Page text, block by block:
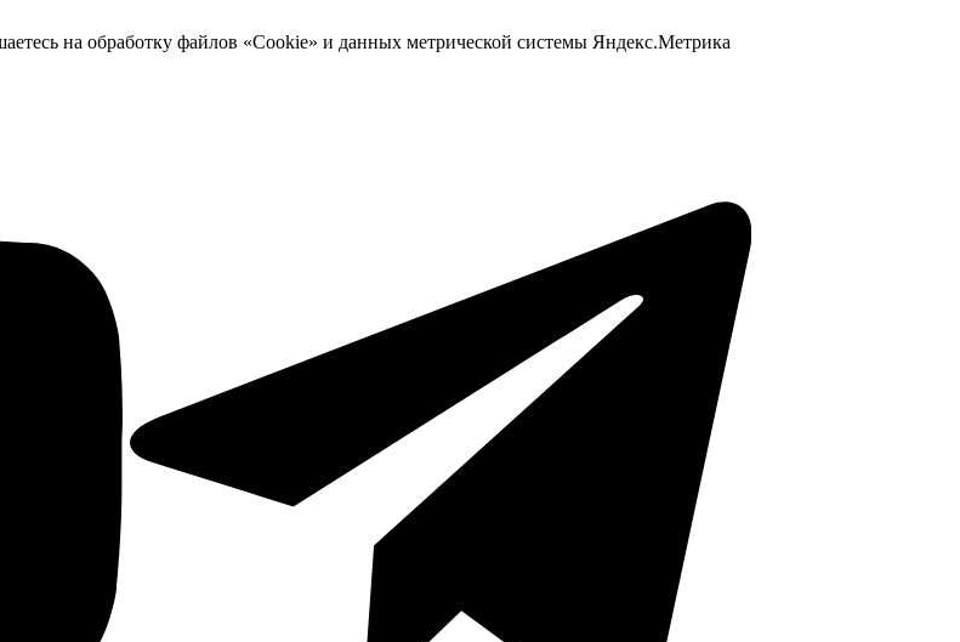
на обработку файлов «Cookie» и данных метрической системы Яндекс.Метрика